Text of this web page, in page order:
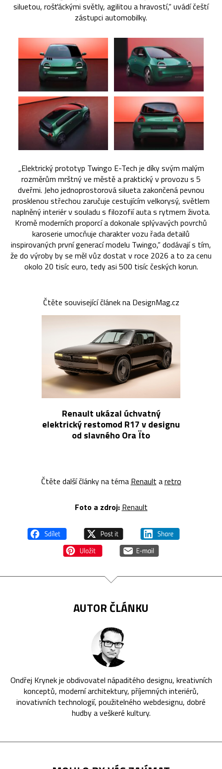
siluetou, rošťáckými světly, agilitou a hravostí,“ uvádí čeští
zástupci automobilky.
„Elektrický prototyp Twingo E-Tech je díky svým malým
rozměrům mrštný ve městě a praktický v provozu s 5
dveřmi. Jeho jednoprostorová silueta zakončená pevnou
prosklenou střechou zaručuje cestujícím velkorysý, světlem
naplněný interiér v souladu s filozofií auta s rytmem života.
Kromě moderních proporcí a dokonale splývavých povrchů
karoserie umocňuje charakter vozu řada detailů
inspirovaných první generací modelu Twingo,“ dodávají s tím,
že do výroby by se měl vůz dostat v roce 2026 a to za cenu
okolo 20 tisíc euro, tedy asi 500 tisíc českých korun.
Čtěte související článek na DesignMag.cz
Renault ukázal úchvatný
elektrický restomod R17 v designu
od slavného Ora Ïto
Čtěte další články na téma Renault aretro
Foto a zdroj: Renault
AUTOR ČLÁNKU
Ondřej Krynek je obdivovatel nápaditého designu, kreativních
konceptů, moderní architektury, příjemných interiérů,
inovativních technologií, použitelného webdesignu, dobré
hudby a veškeré kultury.